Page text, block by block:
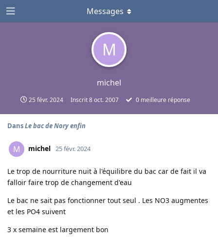
M
michel
25 févr. 2024 Inscrit8 oct. 2007 0 meilleure réponse
Messages
DansLe bac de Nory enfin
M michel 25 févr. 2024
Le trop de nourriture nuit à l'équilibre du bac car de fait il va
falloir faire trop de changement d'eau
Le bac ne sait pas fonctionner tout seul . Les NO3 augmentes
et les PO4 suivent
3 x semaine est largement bon